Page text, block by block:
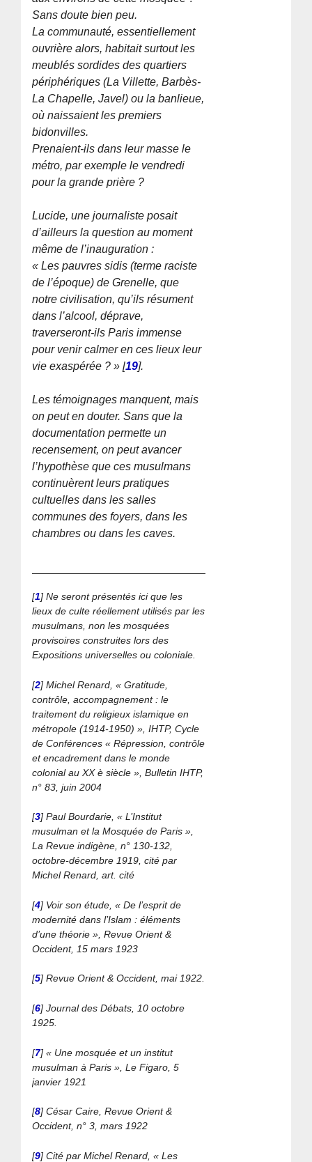
Sans doute bien peu.
La communauté, essentiellement
ouvrière alors, habitait surtout les
meublés sordides des quartiers
périphériques (La Villette, Barbès-
La Chapelle, Javel) ou la banlieue,
où naissaient les premiers
bidonvilles.
Prenaient-ils dans leur masse le
métro, par exemple le vendredi
pour la grande prière ?
Lucide, une journaliste posait
d’ailleurs la question au moment
même de l’inauguration :
« Les pauvres sidis (terme raciste
de l’époque) de Grenelle, que
notre civilisation, qu’ils résument
dans l’alcool, déprave,
traverseront-ils Paris immense
pour venir calmer en ces lieux leur
vie exaspérée ? » [19].
Les témoignages manquent, mais
on peut en douter. Sans que la
documentation permette un
recensement, on peut avancer
l’hypothèse que ces musulmans
continuèrent leurs pratiques
cultuelles dans les salles
communes des foyers, dans les
chambres ou dans les caves.
[1]Ne seront présentés ici que les
lieux de culte réellement utilisés par les
musulmans, non les mosquées
provisoires construites lors des
Expositions universelles ou coloniale.
[2]Michel Renard, « Gratitude,
contrôle, accompagnement : le
traitement du religieux islamique en
métropole (1914-1950) », IHTP, Cycle
de Conférences « Répression, contrôle
et encadrement dans le monde
colonial au XX è siècle », Bulletin IHTP,
n° 83, juin 2004
[3]Paul Bourdarie, « L’Institut
musulman et la Mosquée de Paris »,
La Revue indigène, n° 130-132,
octobre-décembre 1919, cité par
Michel Renard, art. cité
[4] Voir son étude, « De l’esprit de
modernité dans l’Islam : éléments
d’une théorie », Revue Orient &
Occident, 15 mars 1923
[5]Revue Orient & Occident, mai 1922.
[6]Journal des Débats, 10 octobre
1925.
[7]« Une mosquée et un institut
musulman à Paris », Le Figaro, 5
janvier 1921
[8]César Caire, Revue Orient &
Occident, n° 3, mars 1922
[9]Cité par Michel Renard, « Les